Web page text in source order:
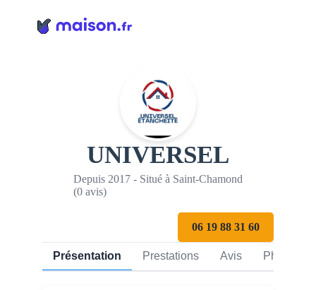
UNIVERSEL
Depuis 2017 - Situé à Saint-Chamond
(0 avis)
06 19 88 31 60
Présentation Prestations Avis Photos